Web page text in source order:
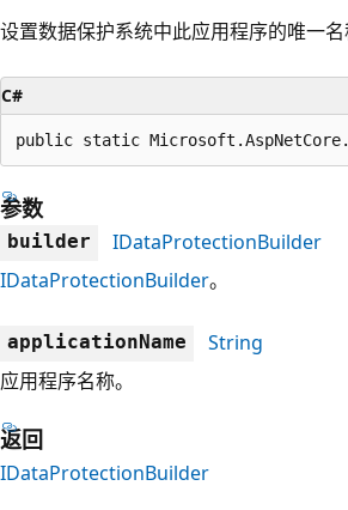
设置数据保护系统中此应用程序的唯一名
C#
public static
参数
builder
IDataProtectionBuilder
IDataProtectionBuilder。
applicationName
String
应用程序名称。
返回
IDataProtectionBuilder